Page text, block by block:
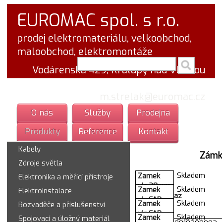
EUROMAC spol. s r.o.
prodej elektromateriálu, velkoobchod,
maloobchod, elektromontáže
Vodárenská 429, Kralupy nad Vltavou
O nás Služby
Prodejna
Produkty
Reference Kontakt
Kabely
Zdroje světla
Elektronika a měřící přístroje
Elektroinstalace
Rozvaděče a příslušenství
Spojovací a úložný materiál
Zamek
vis.20mm
zaves.mosaz
v krab./zr.
Skladem
Zamek
vis.FAB
30H/63 3
klice
Skladem
Zamek
vis.FAB
Skladem
Zamek
Skladem